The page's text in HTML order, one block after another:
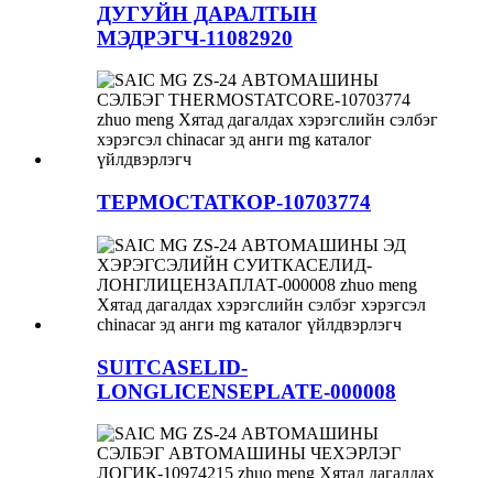
ДУГУЙН ДАРАЛТЫН
МЭДРЭГЧ-11082920
ТЕРМОСТАТКОР-10703774
SUITCASELID-
LONGLICENSEPLATE-000008